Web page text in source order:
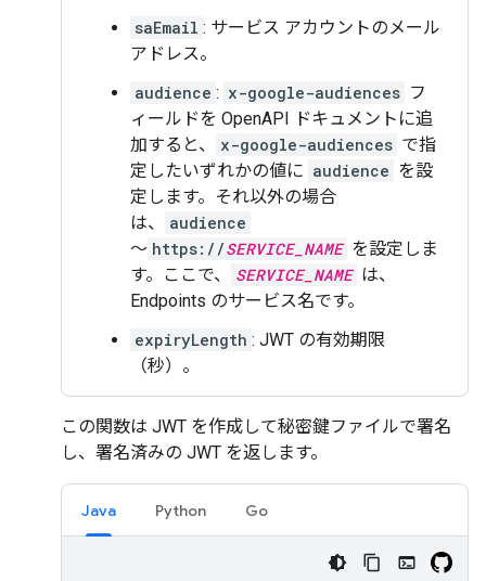
saEmail : サービス アカウントのメール
アドレス。
audience : x-google-audiences フ
ィールドを OpenAPI ドキュメントに追
加すると、
x-google-audiences で指
定したいずれかの値に audience を設
定します。それ以外の場合
は、
audience
～ https://SERVICE_NAME を設定しま
す。ここで、
SERVICE_NAME は、
Endpoints のサービス名です。
expiryLength : JWT の有効期限
（秒）。
この関数は JWT を作成して秘密鍵ファイルで署名
し、署名済みの JWT を返します。
Java Python Go